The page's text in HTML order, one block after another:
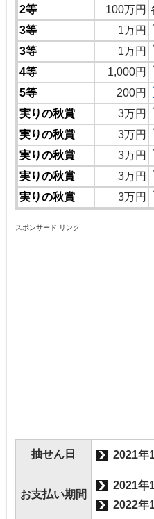
2等
100万円
3等 1万円
3等 1万円
4等 1,000円
5等 200円
実りの秋賞 3万円
実りの秋賞 3万円
実りの秋賞 3万円
実りの秋賞 3万円
実りの秋賞 3万円
スポンサード リンク
抽せん日 2021年
お支払い期間
2021年
2022年